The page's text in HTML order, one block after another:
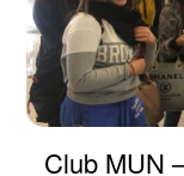
Club MUN